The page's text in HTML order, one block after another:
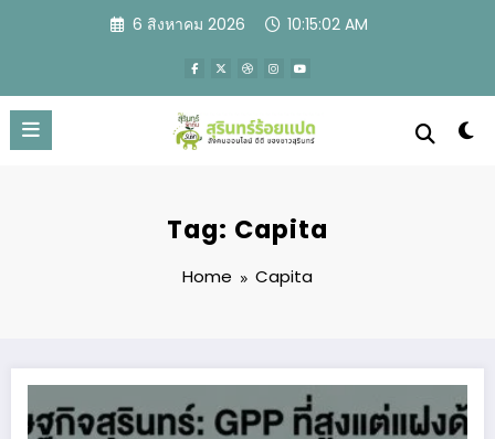
6 สิงหาคม 2026 10:15:03 AM
Tag: Capita
Home Capita